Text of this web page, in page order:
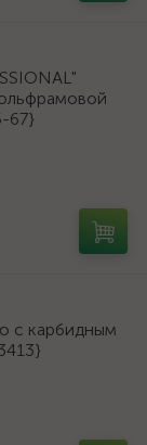
67}
с карбидным